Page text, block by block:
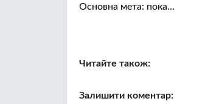
Основна мета: пока…
Читайте також:
Залишити коментар: